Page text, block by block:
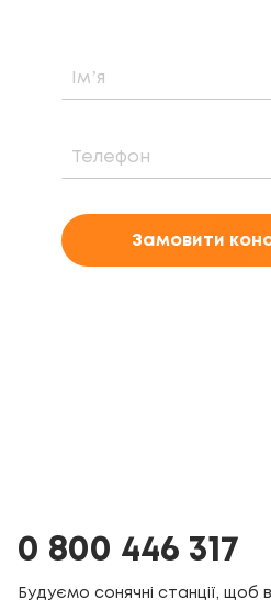
Замовити
0 800 446 317
Будуємо сонячні станції, щоб